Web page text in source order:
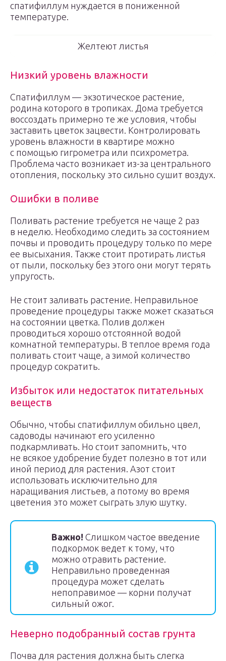
спатифиллум нуждается в пониженной
температуре.
Желтеют листья
Низкий уровень влажности
Спатифиллум — экзотическое растение,
родина которого в тропиках. Дома требуется
воссоздать примерно те же условия, чтобы
заставить цветок зацвести. Контролировать
уровень влажности в квартире можно
с помощью гигрометра или психрометра.
Проблема часто возникает из-за центрального
отопления, поскольку это сильно сушит воздух.
Ошибки в поливе
Поливать растение требуется не чаще 2 раз
в неделю. Необходимо следить за состоянием
почвы и проводить процедуру только по мере
ее высыхания. Также стоит протирать листья
от пыли, поскольку без этого они могут терять
упругость.
Не стоит заливать растение. Неправильное
проведение процедуры также может сказаться
на состоянии цветка. Полив должен
проводиться хорошо отстоянной водой
комнатной температуры. В теплое время года
поливать стоит чаще, а зимой количество
процедур сократить.
Избыток или недостаток питательных
веществ
Обычно, чтобы спатифиллум обильно цвел,
садоводы начинают его усиленно
подкармливать. Но стоит запомнить, что
не всякое удобрение будет полезно в тот или
иной период для растения. Азот стоит
использовать исключительно для
наращивания листьев, а потому во время
цветения это может сыграть злую шутку.
Важно! Слишком частое введение
подкормок ведет к тому, что
можно отравить растение.
Неправильно проведенная
процедура может сделать
непоправимое — корни получат
сильный ожог.
Неверно подобранный состав грунта
Почва для растения должна быть слегка